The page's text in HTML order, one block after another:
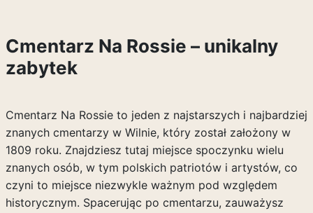
Cmentarz Na Rossie – unikalny
zabytek
Cmentarz Na Rossie to jeden z najstarszych i najbardziej
znanych cmentarzy w Wilnie, który został założony w
1809 roku. Znajdziesz tutaj miejsce spoczynku wielu
znanych osób, w tym polskich patriotów i artystów, co
czyni to miejsce niezwykle ważnym pod względem
historycznym. Spacerując po cmentarzu, zauważysz